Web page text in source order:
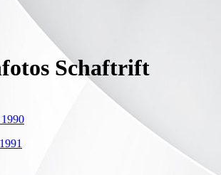
Schaftrift